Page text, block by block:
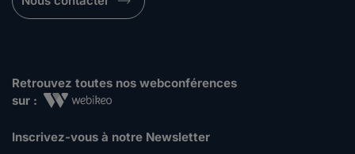
Retrouvez toutes nos webconférences
sur :
Inscrivez-vous à notre Newsletter